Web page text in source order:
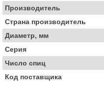
Производитель
Страна производитель
Диаметр, мм
Серия
Число спиц
Код поставщика